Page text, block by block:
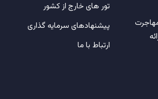
تور های خارج از کشور
پیشنهادهای سرمایه گذاری
ارتباط با ما